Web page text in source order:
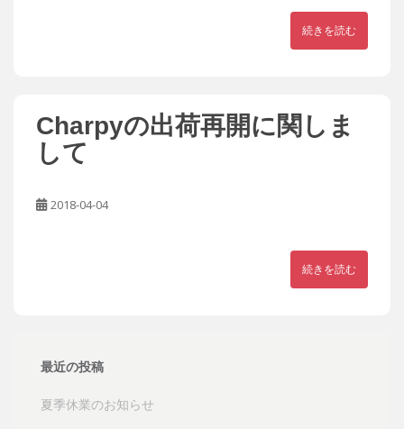
続きを読む
Charpyの出荷再開に関しま
して
2018-04-04
続きを読む
最近の投稿
夏季休業のお知らせ